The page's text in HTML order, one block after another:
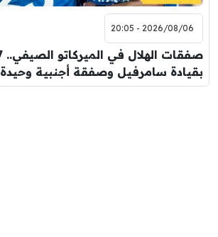
2026/08/06 - 20:05
بقيادة سامرفيل وصفقة أجنبية وحيدة